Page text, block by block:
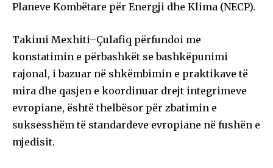
Planeve Kombëtare për Energji dhe Klima (NECP).
Takimi Mexhiti–Çulafiq përfundoi me
konstatimin e përbashkët se bashkëpunimi
rajonal, i bazuar në shkëmbimin e praktikave të
mira dhe qasjen e koordinuar drejt integrimeve
evropiane, është thelbësor për zbatimin e
suksesshëm të standardeve evropiane në fushën e
mjedisit.